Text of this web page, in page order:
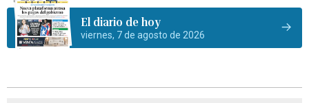
El diario de hoy
viernes, 7 de agosto de 2026